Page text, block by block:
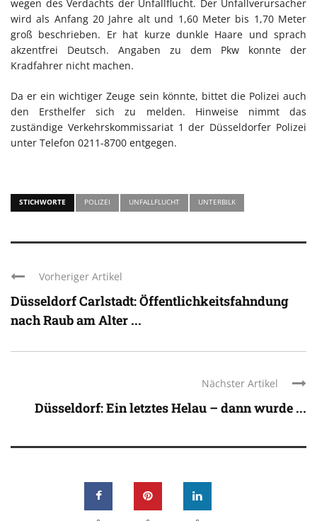
wegen des Verdachts der Unfallflucht. Der Unfallverursacher
wird als Anfang 20 Jahre alt und 1,60 Meter bis 1,70 Meter
groß beschrieben. Er hat kurze dunkle Haare und sprach
akzentfrei Deutsch. Angaben zu dem Pkw konnte der
Kradfahrer nicht machen.
Da er ein wichtiger Zeuge sein könnte, bittet die Polizei auch
den Ersthelfer sich zu melden. Hinweise nimmt das
zuständige Verkehrskommissariat 1 der Düsseldorfer Polizei
unter Telefon 0211-8700 entgegen.
STICHWORTE POLIZEI UNFALLFLUCHT UNTERBILK
Vorheriger Artikel
Düsseldorf Carlstadt: Öffentlichkeitsfahndung
nach Raub am Alter ...
Nächster Artikel
Düsseldorf: Ein letztes Helau – dann wurde ...